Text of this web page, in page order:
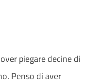
piegare decine di
Penso di aver